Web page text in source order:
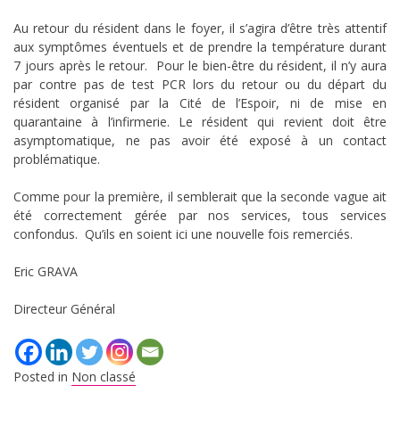
Au retour du résident dans le foyer, il s’agira d’être très attentif
aux symptômes éventuels et de prendre la température durant
7 jours après le retour. Pour le bien-être du résident, il n’y aura
par contre pas de test PCR lors du retour ou du départ du
résident organisé par la Cité de l’Espoir, ni de mise en
quarantaine à l’infirmerie. Le résident qui revient doit être
asymptomatique, ne pas avoir été exposé à un contact
problématique.
Comme pour la première, il semblerait que la seconde vague ait
été correctement gérée par nos services, tous services
confondus. Qu’ils en soient ici une nouvelle fois remerciés.
Eric GRAVA
Directeur Général
Posted in Non classé